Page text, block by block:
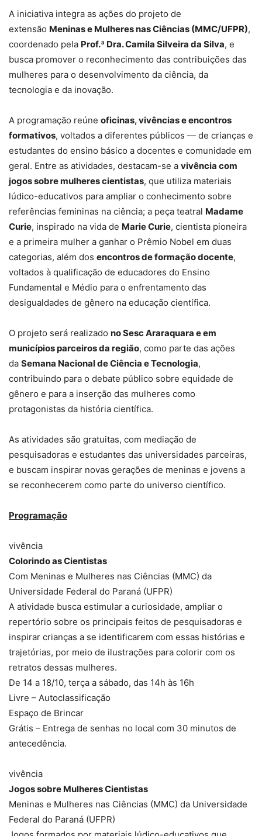
A iniciativa integra as ações do projeto de
extensão Meninas e Mulheres nas Ciências (MMC/UFPR),
coordenado pela Prof.ª Dra. Camila Silveira da Silva, e
busca promover o reconhecimento das contribuições das
mulheres para o desenvolvimento da ciência, da
tecnologia e da inovação.
A programação reúne oficinas, vivências e encontros
formativos, voltados a diferentes públicos — de crianças e
estudantes do ensino básico a docentes e comunidade em
geral. Entre as atividades, destacam-se a vivência com
jogos sobre mulheres cientistas, que utiliza materiais
lúdico-educativos para ampliar o conhecimento sobre
referências femininas na ciência; a peça teatral Madame
Curie, inspirado na vida de Marie Curie, cientista pioneira
e a primeira mulher a ganhar o Prêmio Nobel em duas
categorias, além dos encontros de formação docente,
voltados à qualificação de educadores do Ensino
Fundamental e Médio para o enfrentamento das
desigualdades de gênero na educação científica.
O projeto será realizado no Sesc Araraquara e em
municípios parceiros da região, como parte das ações
da Semana Nacional de Ciência e Tecnologia,
contribuindo para o debate público sobre equidade de
gênero e para a inserção das mulheres como
protagonistas da história científica.
As atividades são gratuitas, com mediação de
pesquisadoras e estudantes das universidades parceiras,
e buscam inspirar novas gerações de meninas e jovens a
se reconhecerem como parte do universo científico.
Programação
vivência
Colorindo as Cientistas
Com Meninas e Mulheres nas Ciências (MMC) da
Universidade Federal do Paraná (UFPR)
A atividade busca estimular a curiosidade, ampliar o
repertório sobre os principais feitos de pesquisadoras e
inspirar crianças a se identificarem com essas histórias e
trajetórias, por meio de ilustrações para colorir com os
retratos dessas mulheres.
De 14 a 18/10, terça a sábado, das 14h às 16h
Livre – Autoclassificação
Espaço de Brincar
Grátis – Entrega de senhas no local com 30 minutos de
antecedência.
vivência
Jogos sobre Mulheres Cientistas
Meninas e Mulheres nas Ciências (MMC) da Universidade
Federal do Paraná (UFPR)